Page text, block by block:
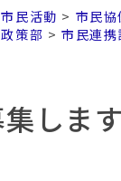
民活動 > 市民
策部 >市民連携
しま